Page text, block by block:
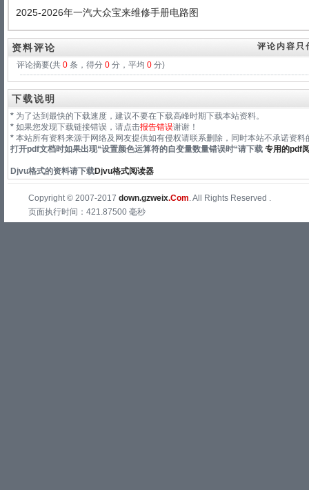
2025-2026年一汽大众宝来维修手册电路图
资料评论
评论内容只
评论摘要(共 0 条，得分 0 分，平均 0 分)
下载说明
* 为了达到最快的下载速度，建议不要在下载高峰时期下载本站资料。
* 如果您发现下载链接错误，请点击报告错误谢谢！
* 本站所有资料来源于网络及网友提供如有侵权请联系删除，同时本站不承诺资料
打开pdf文档时如果出现“设置颜色运算符的自变量数量错误时“请下载 专用的pdf
Djvu格式的资料请下载Djvu格式阅读器
Copyright © 2007-2017 down.gzweix.Com. All Rights Reserved .
页面执行时间：421.87500 毫秒